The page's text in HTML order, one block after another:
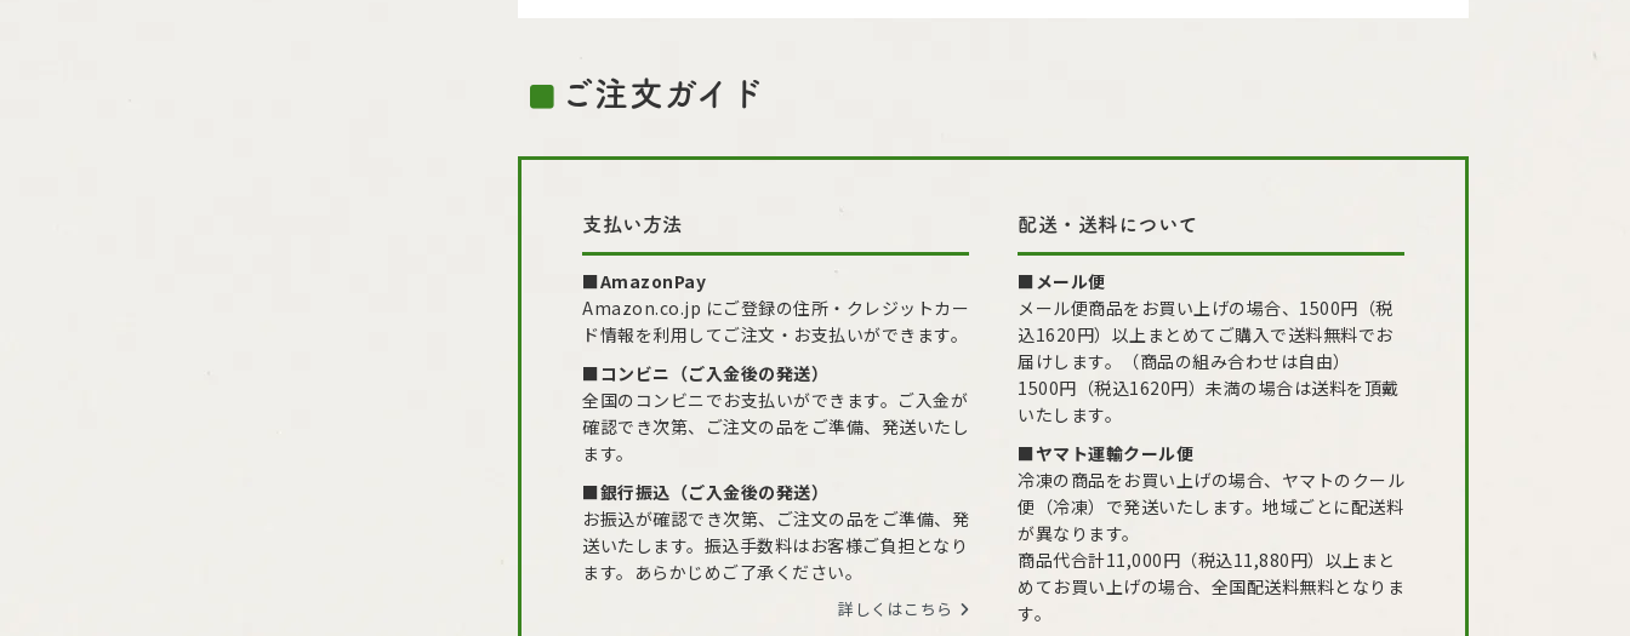
ご注文ガイド
支払い方法
■AmazonPay
Amazon.co.jp にご登録の住所・クレジットカー
ド情報を利用してご注文・お支払いができます。
■コンビニ（ご入金後の発送）
全国のコンビニでお支払いができます。ご入金が
確認でき次第、ご注文の品をご準備、発送いたし
ます。
■銀行振込（ご入金後の発送）
お振込が確認でき次第、ご注文の品をご準備、発
送いたします。振込手数料はお客様ご負担となり
ます。あらかじめご了承ください。
詳しくはこちら
配送・送料について
■メール便
メール便商品をお買い上げの場合、1500円（税
込1620円）以上まとめてご購入で送料無料でお
届けします。（商品の組み合わせは自由）
1500円（税込1620円）未満の場合は送料を頂戴
いたします。
■ヤマト運輸クール便
冷凍の商品をお買い上げの場合、ヤマトのクール
便（冷凍）で発送いたします。地域ごとに配送料
が異なります。
商品代合計11,000円（税込11,880円）以上まと
めてお買い上げの場合、全国配送料無料となりま
す。